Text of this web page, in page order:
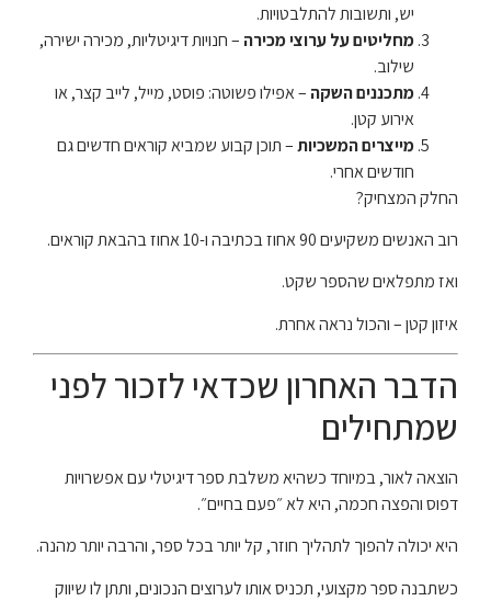
יש, ותשובות להתלבטויות.
מחליטים על ערוצי מכירה – חנויות דיגיטליות, מכירה ישירה,
שילוב.
מתכננים השקה – אפילו פשוטה: פוסט, מייל, לייב קצר, או
אירוע קטן.
מייצרים המשכיות– תוכן קבוע שמביא קוראים חדשים גם
חודשים אחרי.
החלק המצחיק?
רוב האנשים משקיעים 90 אחוז בכתיבה ו-10 אחוז בהבאת קוראים.
ואז מתפלאים שהספר שקט.
איזון קטן – והכול נראה אחרת.
הדבר האחרון שכדאי לזכור לפני
שמתחילים
הוצאה לאור, במיוחד כשהיא משלבת ספר דיגיטלי עם אפשרויות
דפוס והפצה חכמה, היא לא ״פעם בחיים״.
היא יכולה להפוך לתהליך חוזר, קל יותר בכל ספר, והרבה יותר מהנה.
כשתבנה ספר מקצועי, תכניס אותו לערוצים הנכונים, ותתן לו שיווק